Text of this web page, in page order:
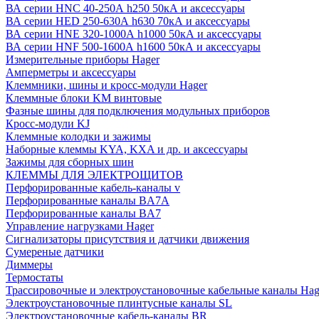
ВА серии HNC 40-250А h250 50кА и аксессуары
ВА серии HED 250-630А h630 70кА и аксессуары
ВА серии HNE 320-1000А h1000 50кА и аксессуары
ВА серии HNF 500-1600А h1600 50кА и аксессуары
Измерительные приборы Hager
Амперметры и аксессуары
Клеммники, шины и кросс-модули Hager
Клеммные блоки KM винтовые
Фазные шины для подключения модульных приборов
Кросс-модули KJ
Клеммные колодки и зажимы
Наборные клеммы KYA, KXA и др. и аксессуары
Зажимы для сборных шин
КЛЕММЫ ДЛЯ ЭЛЕКТРОЩИТОВ
Перфорированные кабель-каналы v
Перфорированные каналы BA7A
Перфорированные каналы BA7
Управление нагрузками Hager
Сигнализаторы присутствия и датчики движения
Сумереные датчики
Диммеры
Термостаты
Трассировочные и электроустановочные кабельные каналы
Электроустановочные плинтусные каналы SL
Электроустановочные кабель-каналы BR